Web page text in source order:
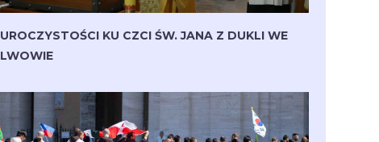
UROCZYSTOŚCI KU CZCI ŚW. JANA Z DUKLI WE
LWOWIE